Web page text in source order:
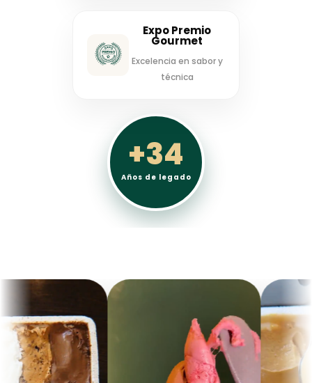
Expo Premio
Gourmet
Excelencia en sabor y
técnica
+34
Años de legado